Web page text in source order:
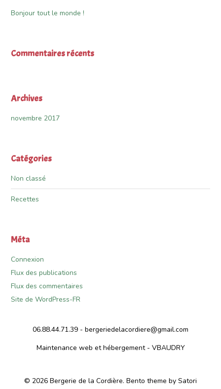
Bonjour tout le monde !
Commentaires récents
Archives
novembre 2017
Catégories
Non classé
Recettes
Méta
Connexion
Flux des publications
Flux des commentaires
Site de WordPress-FR
06.88.44.71.39 - bergeriedelacordiere@gmail.com
Maintenance web et hébergement - VBAUDRY
© 2026 Bergerie de la Cordière. Bento theme by Satori